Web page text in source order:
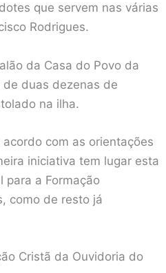
que servem nas várias
Rodrigues.
da Casa do Povo da
de duas dezenas de
na ilha.
com as orientações
iniciativa tem lugar esta
para a Formação
como de resto já
Cristã da Ouvidoria do